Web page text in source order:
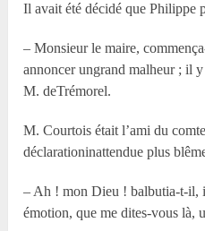
Il avait été décidé que Philippe
– Monsieur le maire,
annoncer ungrand malheur ; il
M. deTrémorel.
M. Courtois était l’ami du
déclarationinattendue plus
– Ah ! mon Dieu ! balbutia-t-il,
émotion, que me dites-vous